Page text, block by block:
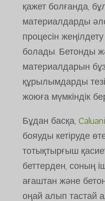
қажет болғанда,
материалдарды
процесін
болады. Бетонды
материалдарын
құрылымдарды
жоюға мүмкіндік
Бұдан басқа,
бояуды кетіруде
тотықтырғыш
беттерден, соның
ағаштан және
оңай алып тастай